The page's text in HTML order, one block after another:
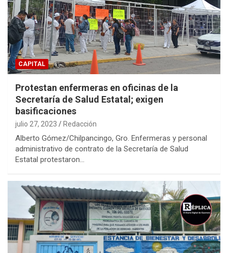
CAPITAL
Protestan enfermeras en oficinas de la
Secretaría de Salud Estatal; exigen
basificaciones
julio 27, 2023 Redacción
Alberto Gómez/Chilpancingo, Gro. Enfermeras y personal
administrativo de contrato de la Secretaría de Salud
Estatal protestaron…